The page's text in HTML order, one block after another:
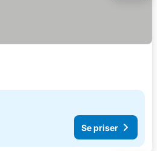
Se priser